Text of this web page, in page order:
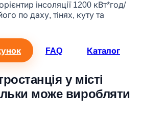
інсоляції 1200 кВт*год/
по даху, тінях, куту та
FAQ Каталог
у місті
може виробляти